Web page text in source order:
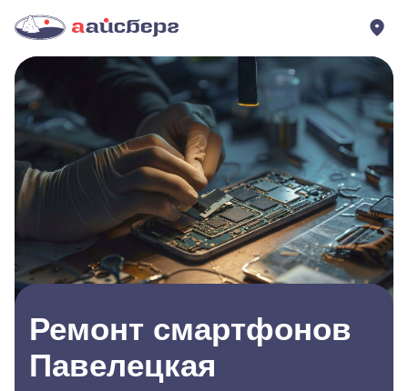
Ремонт смартфонов
Павелецкая